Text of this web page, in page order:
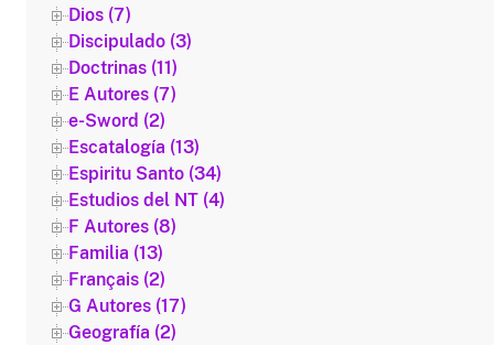
Dios (7)
Discipulado (3)
Doctrinas (11)
E Autores (7)
e-Sword (2)
Escatalogía (13)
Espiritu Santo (34)
Estudios del NT (4)
F Autores (8)
Familia (13)
Français (2)
G Autores (17)
Geografía (2)